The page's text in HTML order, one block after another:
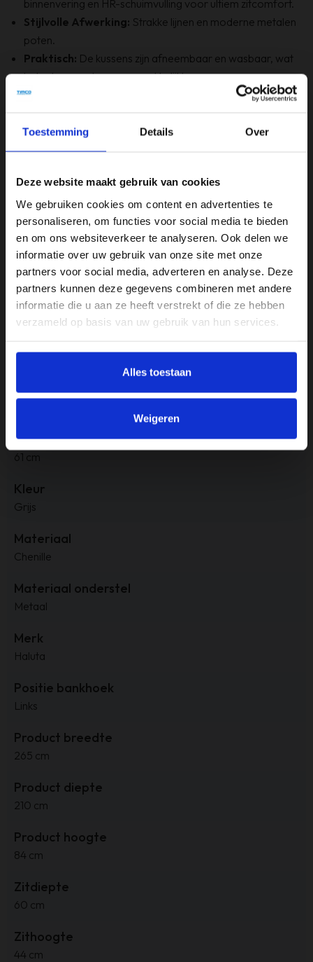
Toestemming Details Over
Deze website maakt gebruik van cookies
We gebruiken cookies om content en advertenties te
personaliseren, om functies voor social media te bieden
en om ons websiteverkeer te analyseren. Ook delen we
informatie over uw gebruik van onze site met onze
partners voor social media, adverteren en analyse. Deze
partners kunnen deze gegevens combineren met andere
informatie die u aan ze heeft verstrekt of die ze hebben
verzameld op basis van uw gebruik van hun services.
Alles toestaan
Weigeren
binnenvering en HR-schuimvulling voor ultiem zitcomfort.
Stijlvolle Afwerking: Strakke lijnen en moderne metalen
poten.
Praktisch: De kussens zijn afneembaar en wasbaar, wat
het schoonmaken vergemakkelijkt.
Stevige Constructie:
Gebouwd met een robuust houten
Configuratie:
Deze versie heeft de hoek aan de
linkerkant, ideaal voor verschillende woonruimtes.
Haluta Hoekbank Assen in grijs straalt luxe en comfort uit. De
combinatie van chenille stof en HR-schuimvulling zorgt voor
een comfortabele en duurzame zitervaring. Perfect voor wie
op zoek is naar een stijlvolle en praktische oplossing voor hun
interieur.
Specificaties
3.5
Afmeting
Armleuninghoogte
61 cm
Kleur
Grijs
Materiaal
Chenille
Materiaal onderstel
Metaal
Merk
Haluta
Positie bankhoek
Links
Product breedte
265 cm
Product diepte
210 cm
Product hoogte
84 cm
Zitdiepte
60 cm
Zithoogte
44 cm